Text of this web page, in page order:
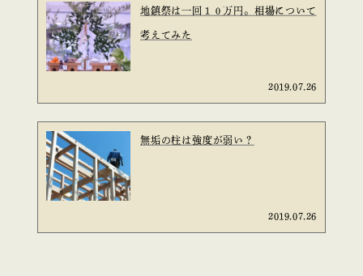
地鎮祭は一回１０万円。相場について
考えてみた
2019.07.26
無垢の柱は強度が弱い？
2019.07.26